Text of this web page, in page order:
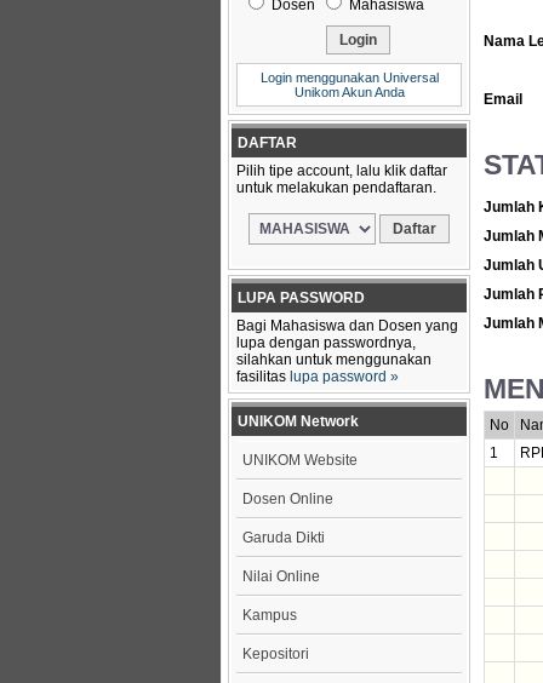
Dosen Mahasiswa
Login menggunakan Universal
Unikom Akun Anda
DAFTAR
Pilih tipe account, lalu klik daftar
untuk melakukan pendaftaran.
LUPA PASSWORD
Bagi Mahasiswa dan Dosen yang
lupa dengan passwordnya,
silahkan untuk menggunakan
fasilitas lupa password »
UNIKOM Network
UNIKOM Website
Dosen Online
Garuda Dikti
Nilai Online
Kampus
Kepositori
Nama
Email
Jumlah
Jumlah
Jumlah
Jumlah
Jumlah
No
1